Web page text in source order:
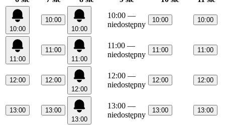
10:00
10:00
10:00
10:00 —
niedostępny
10:00 10:00
11:00
11:00
11:00
11:00 —
niedostępny
11:00 11:00
12:00
12:00
12:00
12:00 —
niedostępny
12:00 12:00
13:00
13:00
13:00
13:00 —
niedostępny
13:00 13:00